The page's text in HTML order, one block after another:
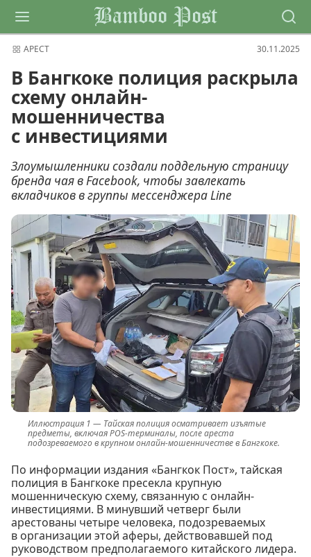
Bamboo Post
АРЕСТ 30.11.2025
В Бангкоке полиция раскрыла
схему онлайн-
мошенничества
с инвестициями
Злоумышленники создали поддельную страницу
бренда чая в Facebook, чтобы завлекать
вкладчиков в группы мессенджера Line
Тайская полиция осматривает изъятые
предметы, включая POS-терминалы, после ареста
подозреваемого в крупном онлайн-мошенничестве в Бангкоке.
По информации издания «Бангкок Пост», тайская
полиция в Бангкоке пресекла крупную
мошенническую схему, связанную с онлайн-
инвестициями. В минувший четверг были
арестованы четыре человека, подозреваемых
в организации этой аферы, действовавшей под
руководством предполагаемого китайского лидера.